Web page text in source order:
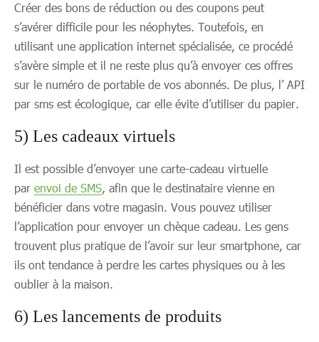
Créer des bons de réduction ou des coupons peut
s’avérer difficile pour les néophytes. Toutefois, en
utilisant une application internet spécialisée, ce procédé
s’avère simple et il ne reste plus qu’à envoyer ces offres
sur le numéro de portable de vos abonnés. De plus, l’ API
par sms est écologique, car elle évite d’utiliser du papier.
5) Les cadeaux virtuels
Il est possible d’envoyer une carte-cadeau virtuelle
par envoi de SMS, afin que le destinataire vienne en
bénéficier dans votre magasin. Vous pouvez utiliser
l’application pour envoyer un chèque cadeau. Les gens
trouvent plus pratique de l’avoir sur leur smartphone, car
ils ont tendance à perdre les cartes physiques ou à les
oublier à la maison.
6) Les lancements de produits